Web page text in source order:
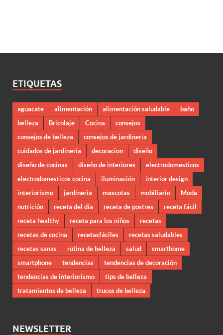
ETIQUETAS
aguacate alimentación alimentación saludable
baño
belleza
Bricolaje Cocina
consejos
consejos de belleza
consejos de jardineria
cuidados de jardineria
decoracion
diseño
diseño de cocinas
diseño de interiores
electrodomesticos
electrodomesticos cocina
iluminación
interior design
interiorismo
jardineria mascotas mobiliario
Moda
nutrición
receta del día receta de postres
receta fácil
receta healthy
receta para los niños
recetas
recetas de cocina
recetasfáciles
recetas saludables
recetas sanas
rutina de belleza salud
smarthome
smartphone
tendencias
tendencias de decoración
tendencias de interiorismo
tips de belleza
tratamientos de belleza
trucos de belleza
NEWSLETTER